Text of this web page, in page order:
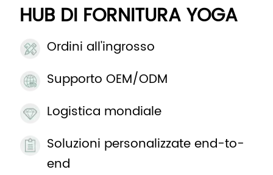
HUB DI FORNITURA YOGA
Ordini all'ingrosso
Supporto OEM/ODM
Logistica mondiale
Soluzioni personalizzate end-to-
end